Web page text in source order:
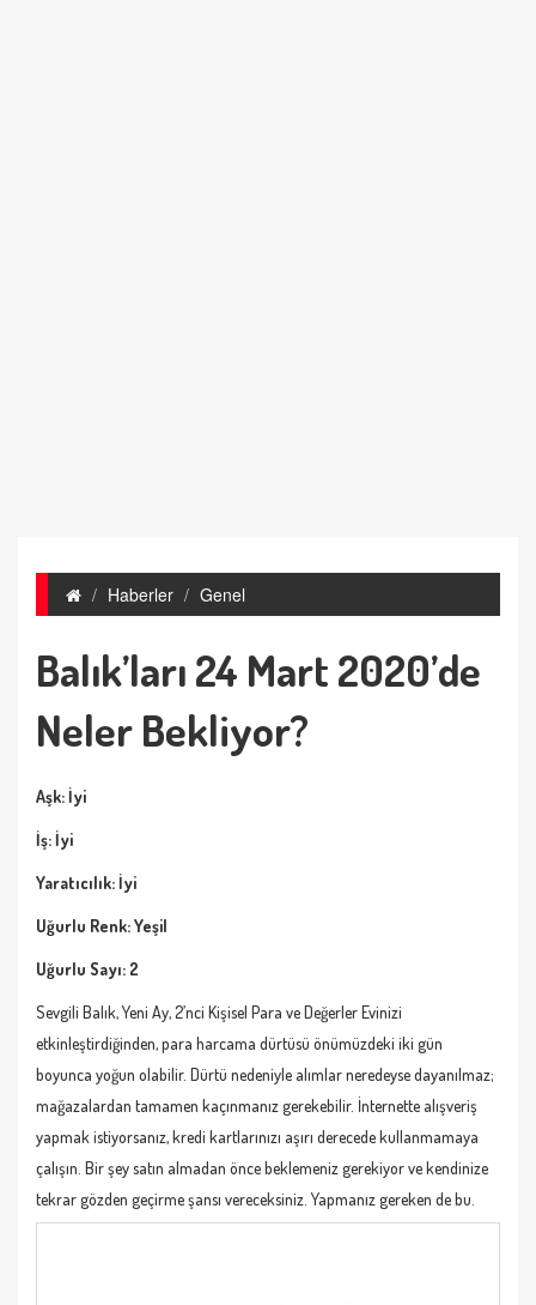
Haberler Genel
Balık’ları 24 Mart 2020’de
Neler Bekliyor?
Aşk: İyi
İş: İyi
Yaratıcılık: İyi
Uğurlu Renk: Yeşil
Uğurlu Sayı: 2
Sevgili Balık, Yeni Ay, 2’nci Kişisel Para ve Değerler Evinizi
etkinleştirdiğinden, para harcama dürtüsü önümüzdeki iki gün
boyunca yoğun olabilir. Dürtü nedeniyle alımlar neredeyse dayanılmaz;
mağazalardan tamamen kaçınmanız gerekebilir. İnternette alışveriş
yapmak istiyorsanız, kredi kartlarınızı aşırı derecede kullanmamaya
çalışın. Bir şey satın almadan önce beklemeniz gerekiyor ve kendinize
tekrar gözden geçirme şansı vereceksiniz. Yapmanız gereken de bu.